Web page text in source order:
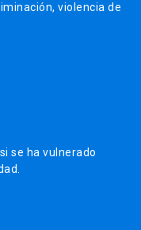
violencia de
se ha vulnerado